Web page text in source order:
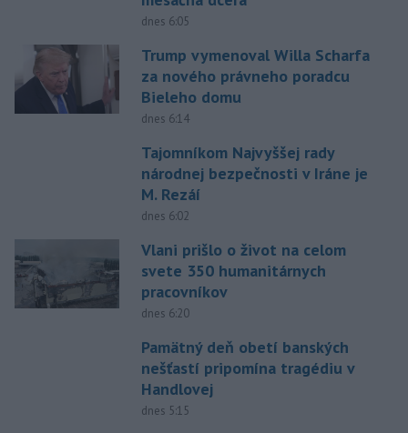
dnes 6:05
Trump vymenoval Willa Scharfa
za nového právneho poradcu
Bieleho domu
dnes 6:14
Tajomníkom Najvyššej rady
národnej bezpečnosti v Iráne je
M. Rezáí
dnes 6:02
Vlani prišlo o život na celom
svete 350 humanitárnych
pracovníkov
dnes 6:20
Pamätný deň obetí banských
nešťastí pripomína tragédiu v
Handlovej
dnes 5:15